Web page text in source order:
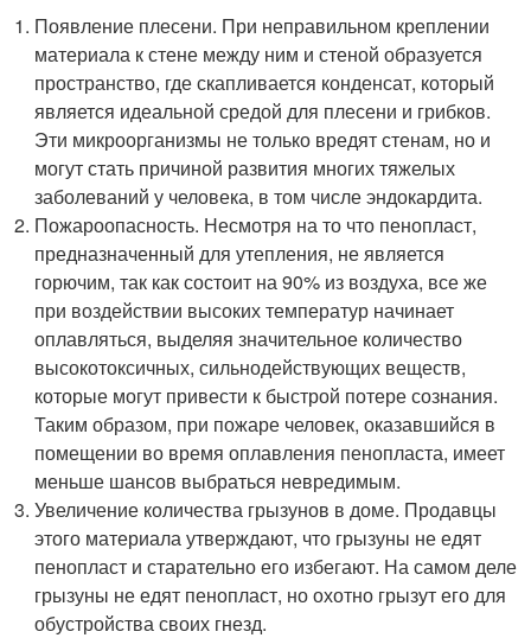
Появление плесени. При неправильном креплении
материала к стене между ним и стеной образуется
пространство, где скапливается конденсат, который
является идеальной средой для плесени и грибков.
Эти микроорганизмы не только вредят стенам, но и
могут стать причиной развития многих тяжелых
заболеваний у человека, в том числе эндокардита.
Пожароопасность. Несмотря на то что пенопласт,
предназначенный для утепления, не является
горючим, так как состоит на 90% из воздуха, все же
при воздействии высоких температур начинает
оплавляться, выделяя значительное количество
высокотоксичных, сильнодействующих веществ,
которые могут привести к быстрой потере сознания.
Таким образом, при пожаре человек, оказавшийся в
помещении во время оплавления пенопласта, имеет
меньше шансов выбраться невредимым.
Увеличение количества грызунов в доме. Продавцы
этого материала утверждают, что грызуны не едят
пенопласт и старательно его избегают. На самом деле
грызуны не едят пенопласт, но охотно грызут его для
обустройства своих гнезд.